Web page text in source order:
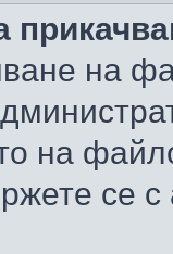
на
на
се